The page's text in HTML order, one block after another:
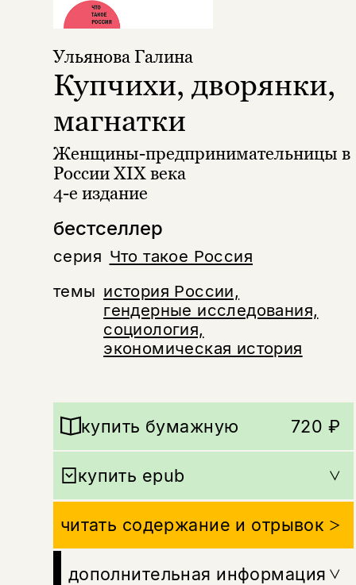
бестселлер
серия Что такое Россия
темы история России,
гендерные исследования,
социология,
экономическая история
Ульянова Галина
Купчихи, дворянки,
магнатки
Женщины-предпринимательницы в
России XIX века
4-е издание
купить бумажную 720 ₽
купить epub
читать содержание и отрывок
дополнительная информация